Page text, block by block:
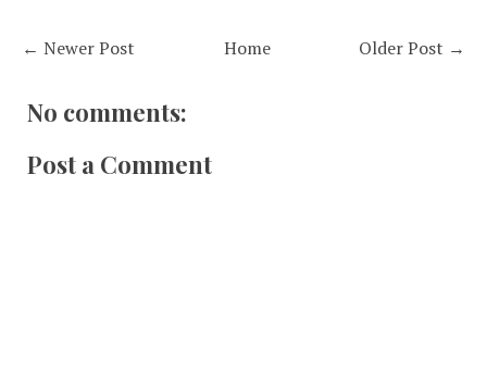
← Newer Post Older Post →
Home
No comments:
Post a Comment